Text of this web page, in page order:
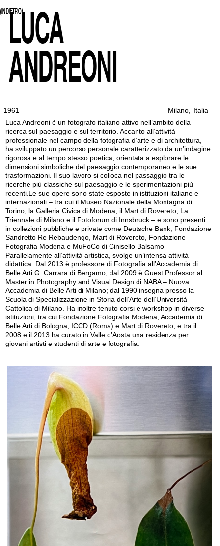
(INDIETRO)
LUCA
ANDREONI
1961 Milano, Italia
Luca Andreoni è un fotografo italiano attivo nell’ambito della
ricerca sul paesaggio e sul territorio. Accanto all’attività
professionale nel campo della fotografia d’arte e di architettura,
ha sviluppato un percorso personale caratterizzato da un’indagine
rigorosa e al tempo stesso poetica, orientata a esplorare le
dimensioni simboliche del paesaggio contemporaneo e le sue
trasformazioni. Il suo lavoro si colloca nel passaggio tra le
ricerche più classiche sul paesaggio e le sperimentazioni più
recenti.Le sue opere sono state esposte in istituzioni italiane e
internazionali – tra cui il Museo Nazionale della Montagna di
Torino, la Galleria Civica di Modena, il Mart di Rovereto, La
Triennale di Milano e il Fotoforum di Innsbruck – e sono presenti
in collezioni pubbliche e private come Deutsche Bank, Fondazione
Sandretto Re Rebaudengo, Mart di Rovereto, Fondazione
Fotografia Modena e MuFoCo di Cinisello Balsamo.
Parallelamente all’attività artistica, svolge un’intensa attività
didattica. Dal 2013 è professore di Fotografia all’Accademia di
Belle Arti G. Carrara di Bergamo; dal 2009 è Guest Professor al
Master in Photography and Visual Design di NABA – Nuova
Accademia di Belle Arti di Milano; dal 1990 insegna presso la
Scuola di Specializzazione in Storia dell’Arte dell’Università
Cattolica di Milano. Ha inoltre tenuto corsi e workshop in diverse
istituzioni, tra cui Fondazione Fotografia Modena, Accademia di
Belle Arti di Bologna, ICCD (Roma) e Mart di Rovereto, e tra il
2008 e il 2013 ha curato in Valle d’Aosta una residenza per
giovani artisti e studenti di arte e fotografia.